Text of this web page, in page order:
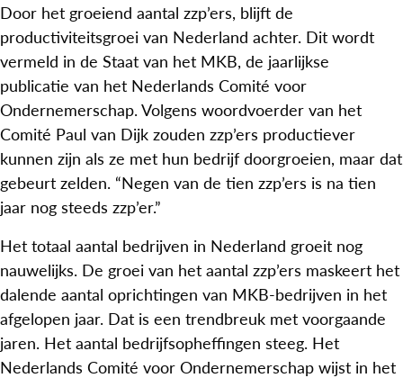
Door het groeiend aantal zzp’ers, blijft de
productiviteitsgroei van Nederland achter. Dit wordt
vermeld in de Staat van het MKB, de jaarlijkse
publicatie van het Nederlands Comité voor
Ondernemerschap. Volgens woordvoerder van het
Comité Paul van Dijk zouden zzp’ers productiever
kunnen zijn als ze met hun bedrijf doorgroeien, maar dat
gebeurt zelden. “Negen van de tien zzp’ers is na tien
jaar nog steeds zzp’er.”
Het totaal aantal bedrijven in Nederland groeit nog
nauwelijks. De groei van het aantal zzp’ers maskeert het
dalende aantal oprichtingen van MKB-bedrijven in het
afgelopen jaar. Dat is een trendbreuk met voorgaande
jaren. Het aantal bedrijfsopheffingen steeg. Het
Nederlands Comité voor Ondernemerschap wijst in het